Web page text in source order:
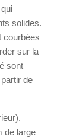
solides.
courbées
sur la
sont
de
de large